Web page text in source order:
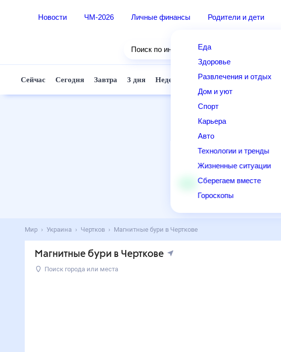
Новости ЧМ-2026 Личные финансы Родители и дети
Еда
Здоровье
Развлечения и отдых
Дом и уют
Спорт
Карьера
Авто
Технологии и тренды
Жизненные ситуации
Сберегаем вместе
Гороскопы
Поиск по интернету
Сейчас Сегодня Завтра 3 дня Неделя 10 дней 14 дней Месяц
Мир Украина Чертков Магнитные бури в Черткове
Магнитные бури в Черткове
Поиск города или места